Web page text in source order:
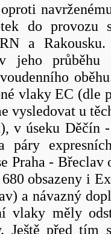
do
a
jeho průběhu
vlaky EC (dle
vysledovat u
v úseku Děčín
páry
Praha -
obsazeny i
a návazný
vlaky měly
Ještě před tím